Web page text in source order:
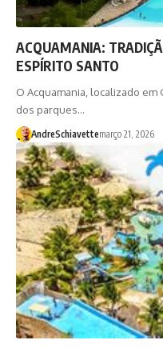
ACQUAMANIA:
ESPÍRITO SANTO
O Acquamania, localizado em
dos parques…
AndreSchiavettemarço 21, 2026